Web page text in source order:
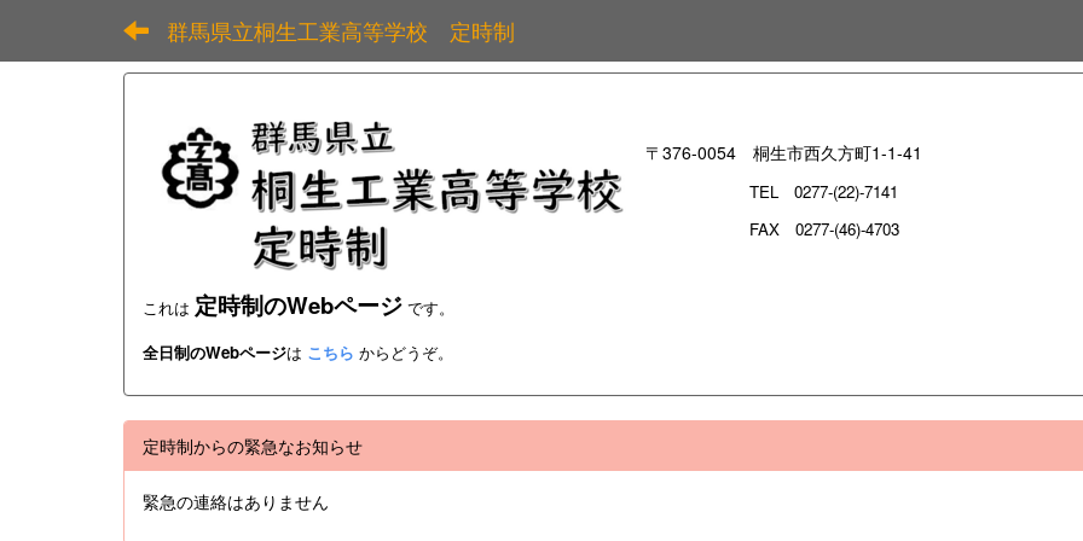
群馬県立桐生工業高等学校 定時制
〒376-0054 桐生市西久方町1-1-41
TEL 0277-(22)-7141
FAX 0277-(46)-4703
これは 定時制のWebページ です。
全日制のWebページは こちら からどうぞ。
定時制からの緊急なお知らせ
緊急の連絡はありません